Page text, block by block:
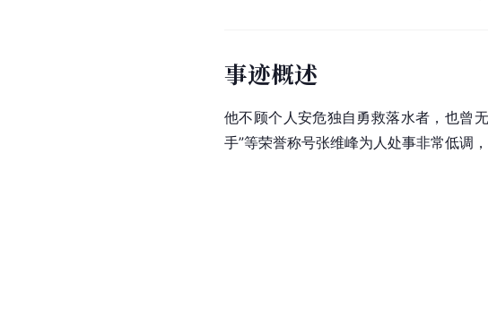
事迹概述
他不顾个人安危独自勇救落水者，也曾
手”等荣誉称号张维峰为人处事非常低调